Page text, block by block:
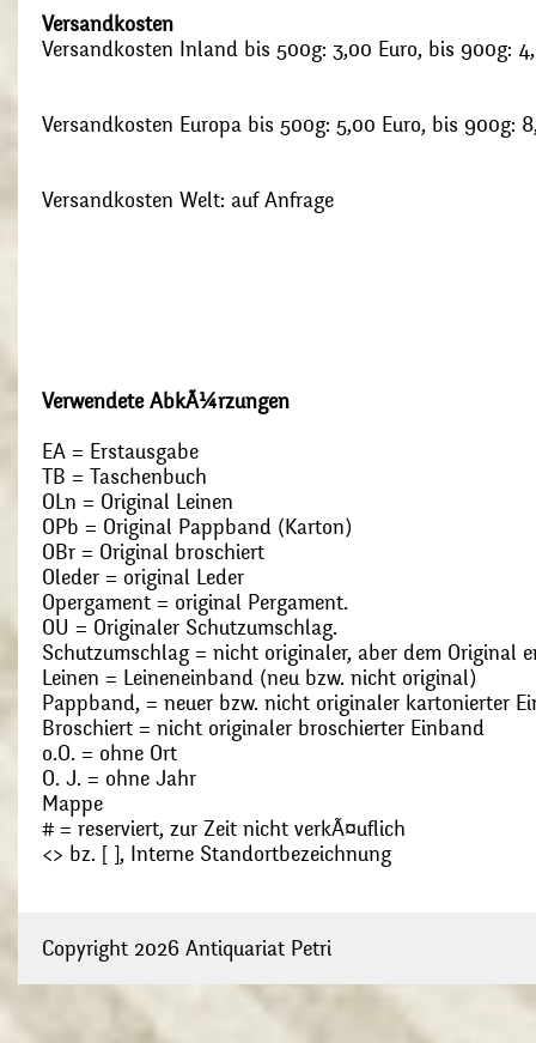
Versandkosten
Versandkosten Inland bis 500g: 3,00 Euro, bis 900g:
Versandkosten Europa bis 500g: 5,00 Euro, bis 900g:
Versandkosten Welt: auf Anfrage
Verwendete AbkÃ¼rzungen
EA = Erstausgabe
TB = Taschenbuch
OLn = Original Leinen
OPb = Original Pappband (Karton)
OBr = Original broschiert
Oleder = original Leder
Opergament = original Pergament.
OU = Originaler Schutzumschlag.
Schutzumschlag = nicht originaler, aber dem Original
Leinen = Leineneinband (neu bzw. nicht original)
Pappband, = neuer bzw. nicht originaler kartonierter
Broschiert = nicht originaler broschierter Einband
o.O. = ohne Ort
O. J. = ohne Jahr
Mappe
# = reserviert, zur Zeit nicht verkÃ¤uflich
<> bz. [ ], Interne Standortbezeichnung
Copyright 2026 Antiquariat Petri